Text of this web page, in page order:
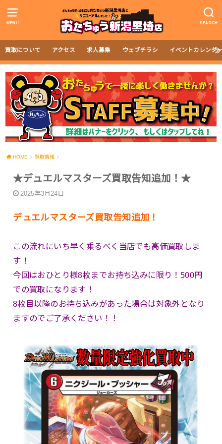
MENU SEARCH
買取について アクセス 求人募集 ウェブチラシ イベントカレンダ
HOME 買取情報
★デュエルマスターズ買取告知追加！★
2025年3月24日
デュエルマスターズ買取告知追加！
この流れにいち早く乗るべく当店でも高価買取しま
す！
今回はおひとり様8枚までお持ち込みに限り！500円
での買取になります！
8枚目以降のお持ち込みがあった場合は対象外となり
ますのでご了承ください！！